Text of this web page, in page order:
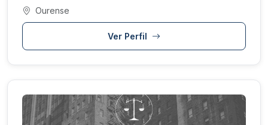
Ourense
Ver Perfil